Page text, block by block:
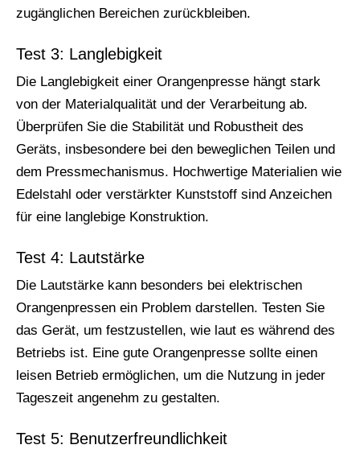
zugänglichen Bereichen zurückbleiben.
Test 3: Langlebigkeit
Die Langlebigkeit einer Orangenpresse hängt stark
von der Materialqualität und der Verarbeitung ab.
Überprüfen Sie die Stabilität und Robustheit des
Geräts, insbesondere bei den beweglichen Teilen und
dem Pressmechanismus. Hochwertige Materialien wie
Edelstahl oder verstärkter Kunststoff sind Anzeichen
für eine langlebige Konstruktion.
Test 4: Lautstärke
Die Lautstärke kann besonders bei elektrischen
Orangenpressen ein Problem darstellen. Testen Sie
das Gerät, um festzustellen, wie laut es während des
Betriebs ist. Eine gute Orangenpresse sollte einen
leisen Betrieb ermöglichen, um die Nutzung in jeder
Tageszeit angenehm zu gestalten.
Test 5: Benutzerfreundlichkeit